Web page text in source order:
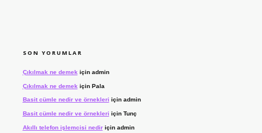
SON YORUMLAR
Çıkılmak ne demek için admin
Çıkılmak ne demek için Pala
Basit cümle nedir ve örnekleri için admin
Basit cümle nedir ve örnekleri için Tunç
Akıllı telefon işlemcisi nediriçin admin